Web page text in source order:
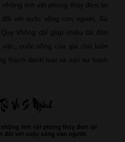
những linh vật phong thủy đem lại
với cuộc sống con người. Sử
không chỉ giúp chiêu tài đón
cuộc sống của gia chủ luôn
thành danh toại và vạn sự hanh